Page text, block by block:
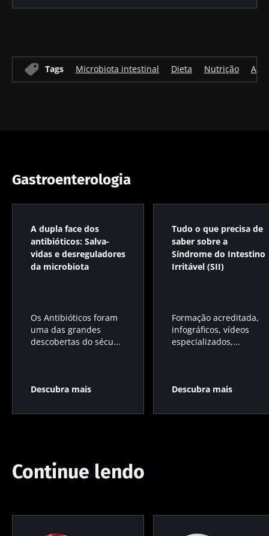
Tags Microbiota intestinal Dieta Nutrição
Gastroenterologia
A dupla face dos
antibióticos: Salva-
vidas e desreguladores
da microbiota
Os Antibióticos foram
uma das grandes
descobertas do sécu...
Descubra mais
Tudo o que precisa de
saber sobre a
Síndrome do Intestino
Irritável (SII)
Formação acreditada,
infográficos, vídeos
especializados,...
Descubra mais
Continue lendo